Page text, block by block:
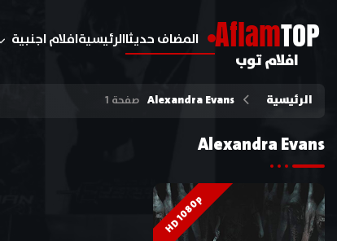
AflamTOP
افلام توب
المضاف حديثاالرئيسيةافلام اجنبية
الرئيسية Alexandra Evans صفحة 1
Alexandra Evans
HD 1080p